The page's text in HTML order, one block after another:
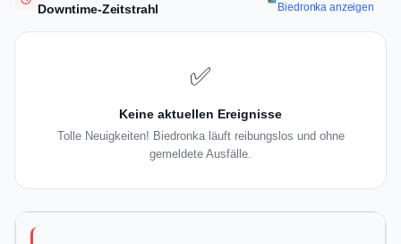
Downtime-Zeitstrahl
Biedronka anzeigen
✅
Keine aktuellen Ereignisse
Tolle Neuigkeiten! Biedronka läuft reibungslos und ohne
gemeldete Ausfälle.